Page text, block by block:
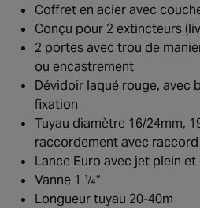
Coffret en acier avec
Conçu pour 2 extincteurs
2 portes avec trou de
ou encastrement
Dévidoir laqué rouge, avec
fixation
Tuyau diamètre 16/24mm,
raccordement avec raccord
Lance Euro avec jet plein
Vanne 1 ¼“
Longueur tuyau 20-40m